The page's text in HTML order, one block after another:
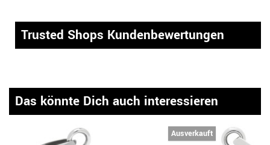
Trusted Shops Kundenbewertungen
Das könnte Dich auch interessieren
Ausverkauft